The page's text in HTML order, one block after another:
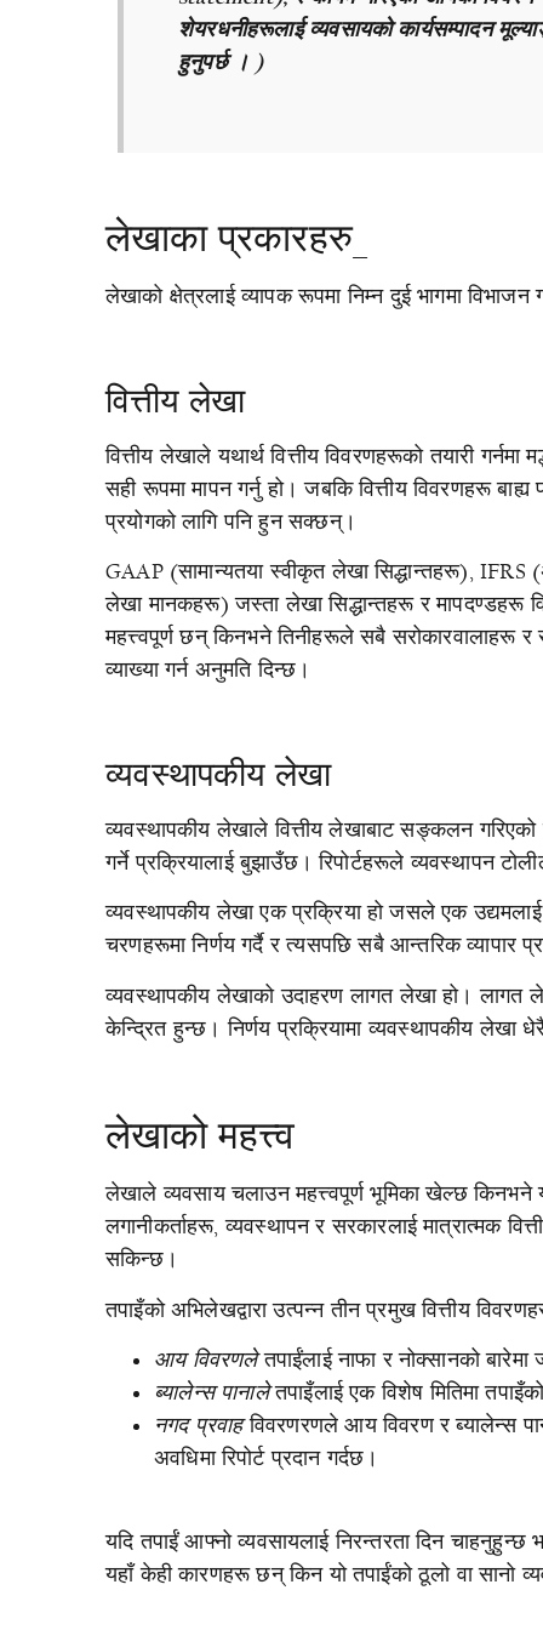
शेयरधनीहरूलाई व्यवसायको कार्यसम्पादन
हुनुपर्छ । )
लेखाका प्रकारहरु_
लेखाको क्षेत्रलाई व्यापक रूपमा निम्न दुई भागमा विभाजन
वित्तीय लेखा
वित्तीय लेखाले यथार्थ वित्तीय विवरणहरूको तयारी
सही रूपमा मापन गर्नु हो। जबकि वित्तीय विवरणहरू बाह्य
प्रयोगको लागि पनि हुन सक्छन्।
GAAP (सामान्यतया स्वीकृत लेखा सिद्धान्तहरू), IFRS
लेखा मानकहरू) जस्ता लेखा सिद्धान्तहरू र मापदण्डहरू
महत्त्वपूर्ण छन् किनभने तिनीहरूले सबै सरोकारवालाहरू र
व्याख्या गर्न अनुमति दिन्छ।
व्यवस्थापकीय लेखा
व्यवस्थापकीय लेखाले वित्तीय लेखाबाट सङ्कलन गरिएको
गर्ने प्रक्रियालाई बुझाउँछ। रिपोर्टहरूले व्यवस्थापन
व्यवस्थापकीय लेखा एक प्रक्रिया हो जसले एक उद्यमलाई
चरणहरूमा निर्णय गर्दै र त्यसपछि सबै आन्तरिक
व्यवस्थापकीय लेखाको उदाहरण लागत लेखा हो। लागत
केन्द्रित हुन्छ। निर्णय प्रक्रियामा व्यवस्थापकीय लेखा
लेखाको महत्त्व
लेखाले व्यवसाय चलाउन महत्त्वपूर्ण भूमिका खेल्छ किनभने
लगानीकर्ताहरू, व्यवस्थापन र सरकारलाई मात्रात्मक
सकिन्छ।
तपाइँको अभिलेखद्वारा उत्पन्न तीन प्रमुख वित्तीय
आय विवरणलेतपाईंलाई नाफा र नोक्सानको बारेमा
ब्यालेन्स पानालेतपाइँलाई एक विशेष मितिमा
नगद प्रवाहविवरणरणले आय विवरण र ब्यालेन्स
अवधिमा रिपोर्ट प्रदान गर्दछ।
यदि तपाईं आफ्नो व्यवसायलाई निरन्तरता दिन
यहाँ केही कारणहरू छन् किन यो तपाईंको ठूलो वा सानो